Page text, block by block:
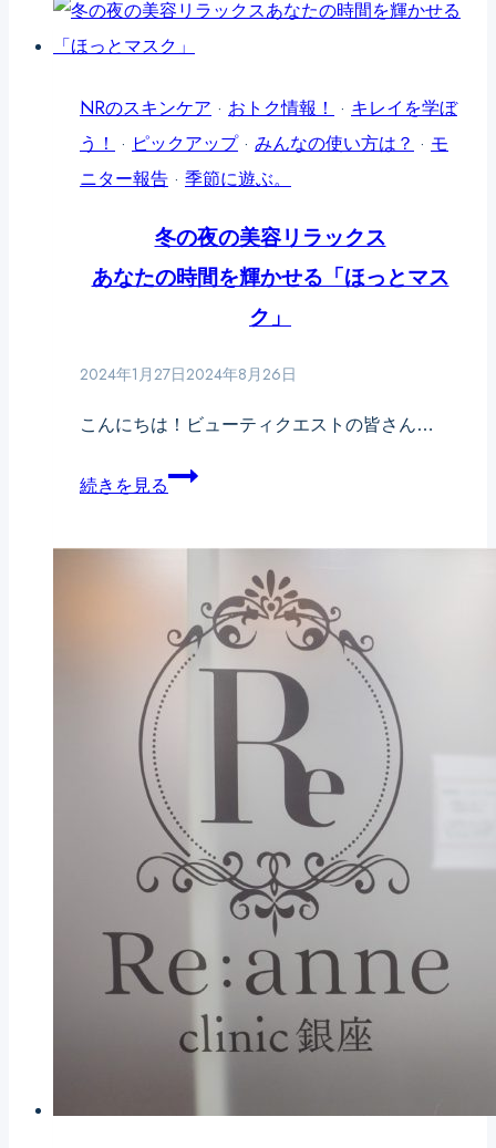
NRのスキンケア · おトク情報！ · キレイを学ぼ
う！ · ピックアップ· みんなの使い方は？ · モ
ニター報告 · 季節に遊ぶ。
冬の夜の美容リラックス
あなたの時間を輝かせる「ほっとマス
ク」
2024年1月27日2024年8月26日
こんにちは！ビューティクエストの皆さん…
続きを見る冬
夜
容
リ
ス
あ
の
間
輝